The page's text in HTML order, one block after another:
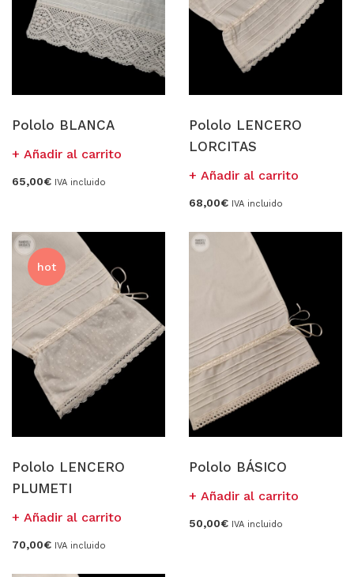
Pololo BLANCA
Añadir al carrito
65,00€ IVA incluido
Pololo LENCERO
LORCITAS
Añadir al carrito
68,00€ IVA incluido
hot
Pololo LENCERO
PLUMETI
Añadir al carrito
70,00€ IVA incluido
Pololo BÁSICO
Añadir al carrito
50,00€ IVA incluido